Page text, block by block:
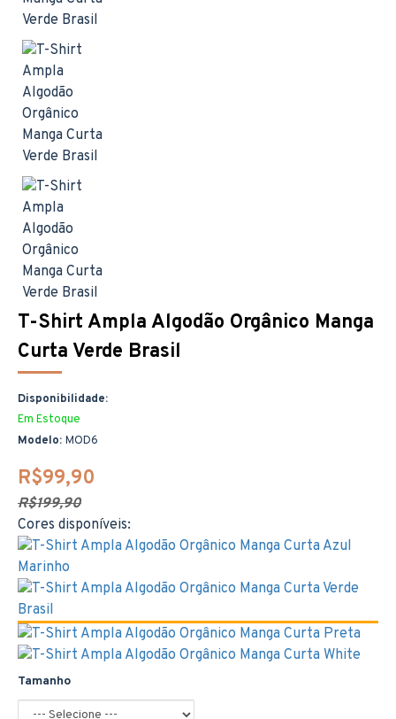
T-Shirt Ampla Algodão Orgânico Manga
Curta Verde Brasil
Disponibilidade:
Em Estoque
Modelo: MOD6
R$99,90
R$199,90
Cores disponíveis:
Tamanho